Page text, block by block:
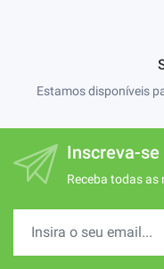
Estamos disponíveis
Inscreva-
Receba todas as